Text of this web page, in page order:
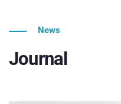
News
Journal